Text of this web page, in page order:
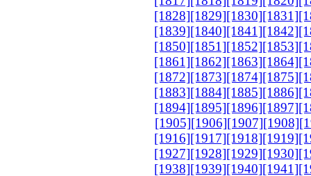
[1828][1829][1830][1831]
[1839][1840][1841][1842]
[1850][1851][1852][1853]
[1861][1862][1863][1864]
[1872][1873][1874][1875]
[1883][1884][1885][1886]
[1894][1895][1896][1897]
[1905][1906][1907][1908]
[1916][1917][1918][1919]
[1927][1928][1929][1930]
[1938][1939][1940][1941]